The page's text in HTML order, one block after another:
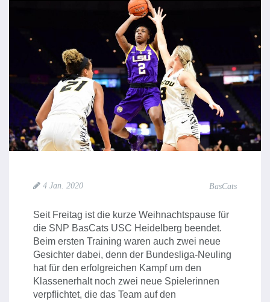
4 Jan. 2020 BasCats
Seit Freitag ist die kurze Weihnachtspause für
die SNP BasCats USC Heidelberg beendet.
Beim ersten Training waren auch zwei neue
Gesichter dabei, denn der Bundesliga-Neuling
hat für den erfolgreichen Kampf um den
Klassenerhalt noch zwei neue Spielerinnen
verpflichtet, die das Team auf den